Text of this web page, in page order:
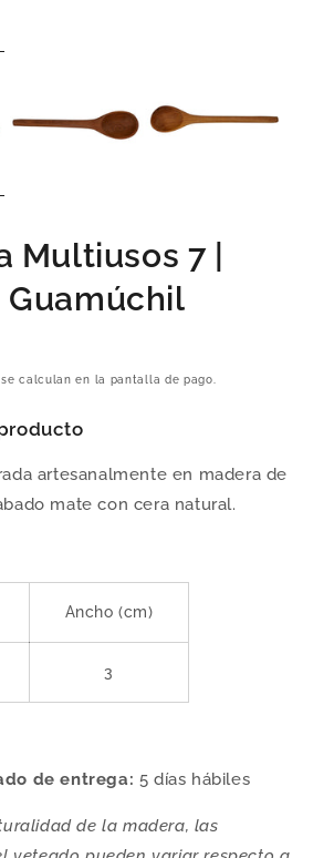
Multiusos 7 |
Guamúchil
se calculan en la pantalla de pago.
artesanalmente en madera de
mate con cera natural.
Ancho (cm)
3
de entrega: 5 días hábiles
de la madera, las